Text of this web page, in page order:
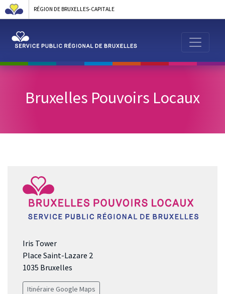
RÉGION DE BRUXELLES-CAPITALE
Bruxelles Pouvoirs Locaux
Iris Tower
Place Saint-Lazare 2
1035 Bruxelles
Itinéraire Google Maps